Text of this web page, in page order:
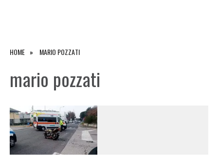
HOME MARIO POZZATI
mario pozzati